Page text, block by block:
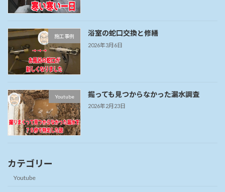
施工事例 浴室の蛇口交換と修繕
2026年3月6日
Youtube 掘っても見つからなかった漏水調査
2026年2月23日
カテゴリー
Youtube